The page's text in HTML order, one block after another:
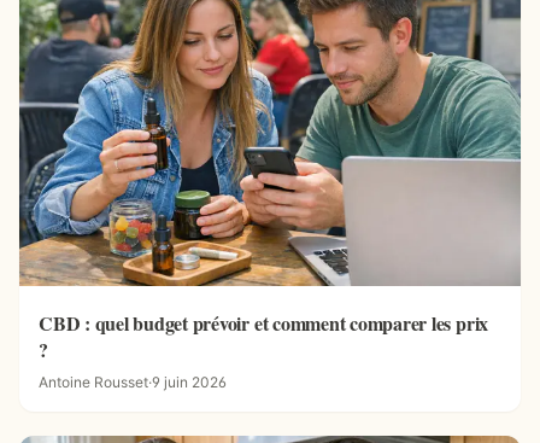
CBD : quel budget prévoir et comment comparer les prix
?
Antoine Rousset·9 juin 2026